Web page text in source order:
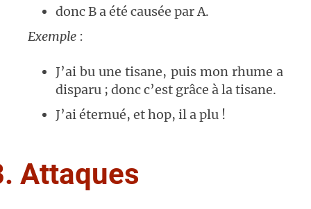
donc B a été causée par A.
Exemple :
J’ai bu une tisane, puis mon rhume a
disparu ; donc c’est grâce à la tisane.
J’ai éternué, et hop, il a plu !
Attaques